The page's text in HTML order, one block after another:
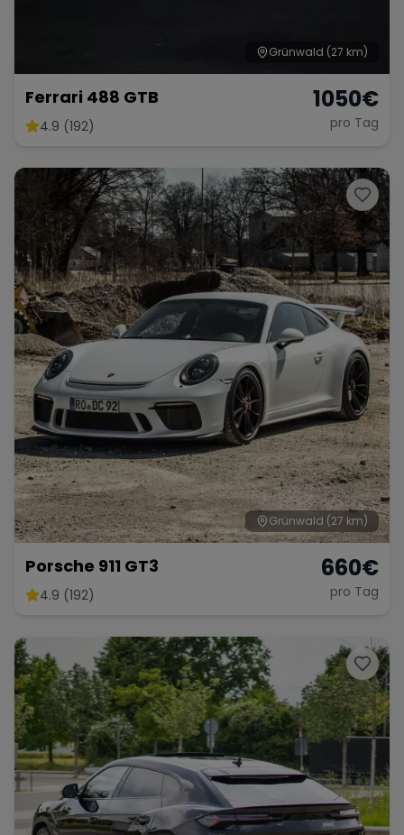
Grünwald (27 km)
Ferrari 488 GTB
4.9 (192)
1050€
pro Tag
Grünwald (27 km)
Porsche 911 GT3
4.9 (192)
660€
pro Tag